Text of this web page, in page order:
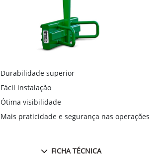
Durabilidade superior
Fácil instalação
Ótima visibilidade
Mais praticidade e segurança nas operações
FICHA TÉCNICA